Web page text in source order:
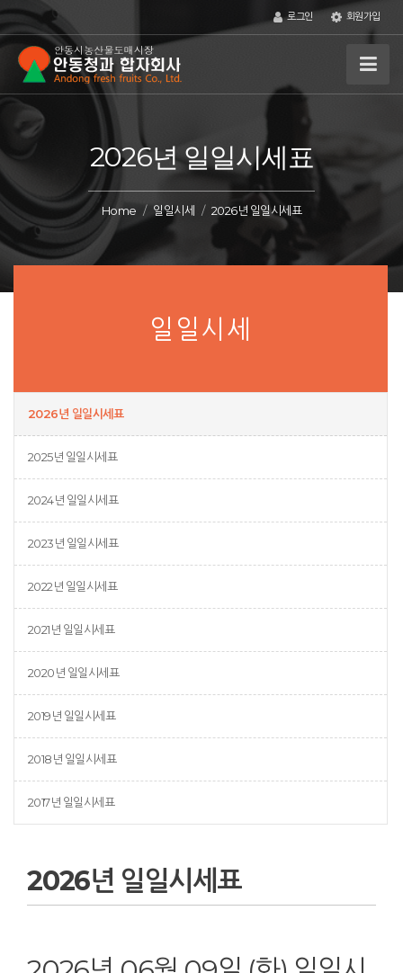
로그인 회원가입
2026년 일일시세표
Home 일일시세 2026년 일일시세표
일일시세
2026년 일일시세표
2025년 일일시세표
2024년 일일시세표
2023년 일일시세표
2022년 일일시세표
2021년 일일시세표
2020년 일일시세표
2019년 일일시세표
2018년 일일시세표
2017년 일일시세표
2026년 일일시세표